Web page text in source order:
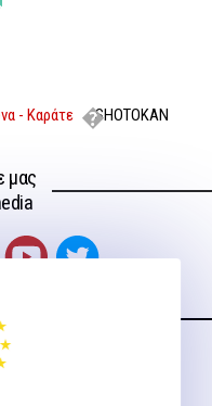
- Καράτε
SHOTOKAN
μας